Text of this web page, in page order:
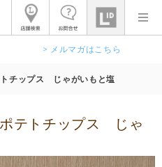
> メルマガはこちら
チップス じゃがいもと塩
テトチップス じゃ